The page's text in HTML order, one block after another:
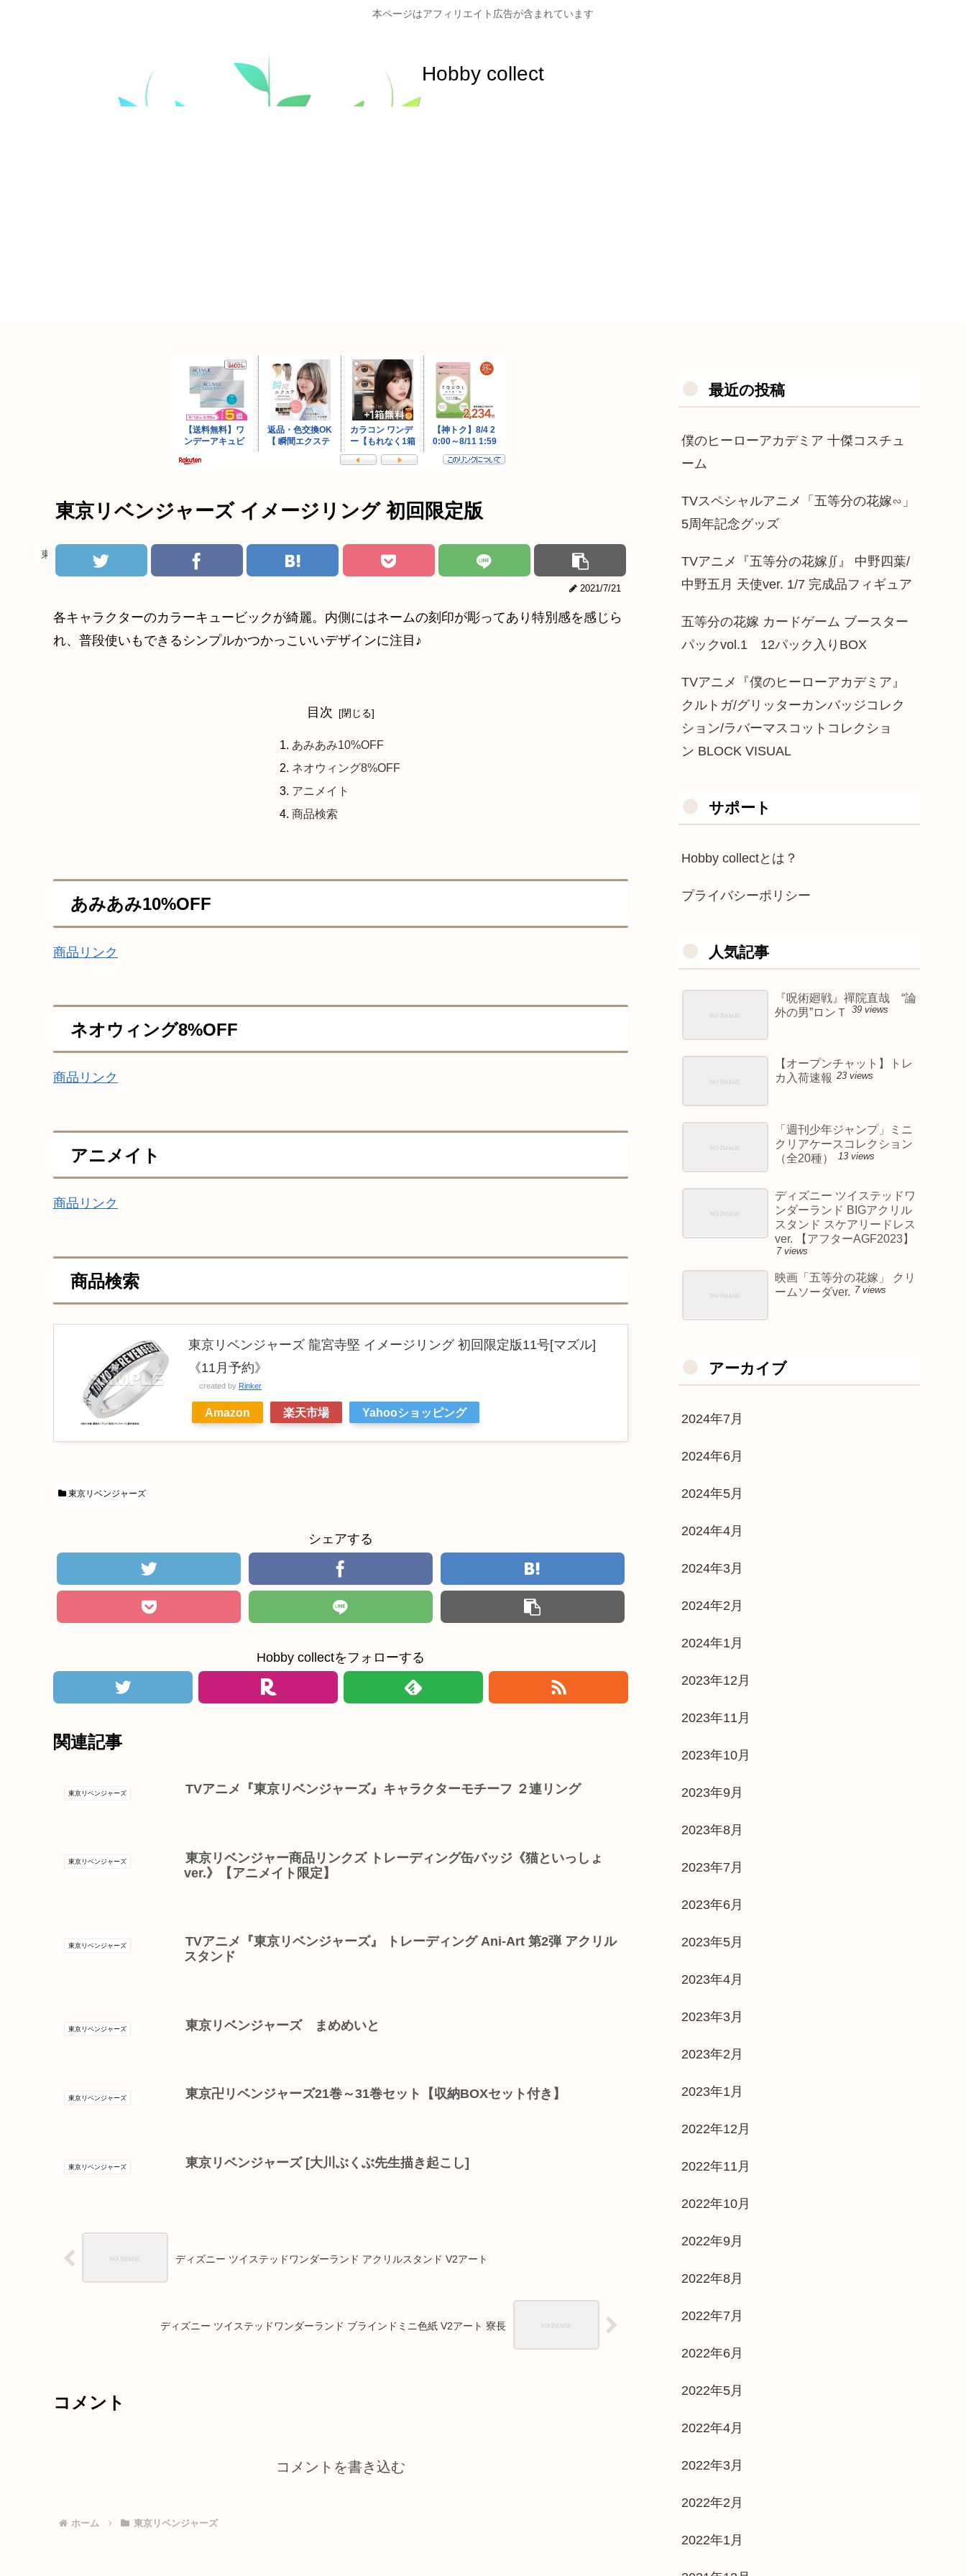
本ページはアフィリエイト広告が含まれています
Hobby collect
東京リベンジャーズ イメージリング 初回限定版
東京リベンジャーズ
2021/7/21
各キャラクターのカラーキュービックが綺麗。内側にはネームの刻印が彫ってあり特別感を感じら
れ、普段使いもできるシンプルかつかっこいいデザインに注目♪
目次
あみあみ10%OFF
ネオウィング8%OFF
アニメイト
商品検索
あみあみ10%OFF
商品リンク
ネオウィング8%OFF
商品リンク
アニメイト
商品リンク
商品検索
東京リベンジャーズ 龍宮寺堅 イメージリング 初回限定版11号[マズル]
《11月予約》
created by Rinker
Amazon 楽天市場 Yahooショッピング
東京リベンジャーズ
シェアする
Hobby collectをフォローする
関連記事
東京リベンジャーズ TVアニメ『東京リベンジャーズ』キャラクターモチーフ ２連リング
東京リベンジャーズ
東京リベンジャー商品リンクズ トレーディング缶バッジ《猫といっしょ
ver.》【アニメイト限定】
東京リベンジャーズ
TVアニメ『東京リベンジャーズ』 トレーディング Ani-Art 第2弾 アクリル
スタンド
東京リベンジャーズ 東京リベンジャーズ まめめいと
東京リベンジャーズ 東京卍リベンジャーズ21巻～31巻セット【収納BOXセット付き】
東京リベンジャーズ 東京リベンジャーズ [大川ぶくぶ先生描き起こし]
ディズニー ツイステッドワンダーランド アクリルスタンド V2アート
ディズニー ツイステッドワンダーランド ブラインドミニ色紙 V2アート 寮長
コメント
コメントを書き込む
ホーム 東京リベンジャーズ
最近の投稿
僕のヒーローアカデミア 十傑コスチュ
ーム
TVスペシャルアニメ「五等分の花嫁∽」
5周年記念グッズ
TVアニメ『五等分の花嫁∬』 中野四葉/
中野五月 天使ver. 1/7 完成品フィギュア
五等分の花嫁 カードゲーム ブースター
パックvol.1 12パック入りBOX
TVアニメ『僕のヒーローアカデミア』
クルトガ/グリッターカンバッジコレク
ション/ラバーマスコットコレクショ
ン BLOCK VISUAL
サポート
Hobby collectとは？
プライバシーポリシー
人気記事
『呪術廻戦』禪院直哉 “論
外の男”ロンＴ
39 views
【オープンチャット】トレ
カ入荷速報 23 views
「週刊少年ジャンプ」ミニ
クリアケースコレクション
（全20種）
13 views
ディズニー ツイステッドワ
ンダーランド BIGアクリル
スタンド スケアリードレス
ver. 【アフターAGF2023】
7 views
映画「五等分の花嫁」 クリ
ームソーダver. 7 views
アーカイブ
2024年7月
2024年6月
2024年5月
2024年4月
2024年3月
2024年2月
2024年1月
2023年12月
2023年11月
2023年10月
2023年9月
2023年8月
2023年7月
2023年6月
2023年5月
2023年4月
2023年3月
2023年2月
2023年1月
2022年12月
2022年11月
2022年10月
2022年9月
2022年8月
2022年7月
2022年6月
2022年5月
2022年4月
2022年3月
2022年2月
2022年1月